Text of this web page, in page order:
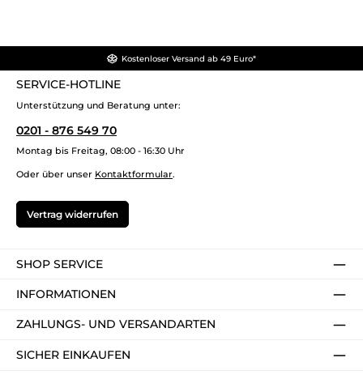
Kostenloser Versand ab 49 Euro*
SERVICE-HOTLINE
Unterstützung und Beratung unter:
0201 - 876 549 70
Montag bis Freitag, 08:00 - 16:30 Uhr
Oder über unser Kontaktformular.
Vertrag widerrufen
SHOP SERVICE
INFORMATIONEN
ZAHLUNGS- UND VERSANDARTEN
SICHER EINKAUFEN